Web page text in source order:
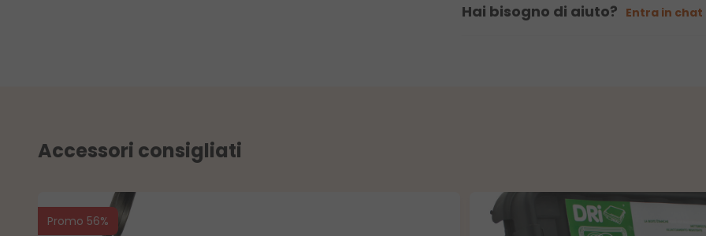
Hai bisogno di aiuto? Entra in chat
Accessori consigliati
Promo 56%